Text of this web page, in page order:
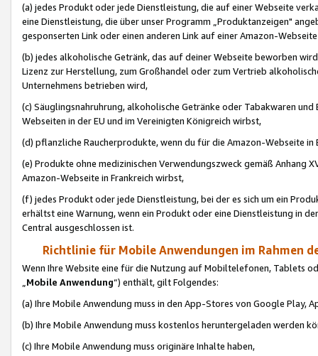
(a) jedes Produkt oder jede Dienstleistung, die auf einer Webseite
eine Dienstleistung, die über unser Programm „Produktanzeigen"
gesponserten Link oder einen anderen Link auf einer Amazon-
(b) jedes alkoholische Getränk, das auf deiner Webseite beworben
Lizenz zur Herstellung, zum Großhandel oder zum Vertrieb
Unternehmens betrieben wird,
(c) Säuglingsnahruhrung, alkoholische Getränke oder Tabakwaren
Webseiten in der EU und im Vereinigten Königreich wirbst,
(d) pflanzliche Raucherprodukte, wenn du für die Amazon-Webseite in
(e) Produkte ohne medizinischen Verwendungszweck gemäß Anhang
Amazon-Webseite in Frankreich wirbst,
(f) jedes Produkt oder jede Dienstleistung, bei der es sich um ein
erhältst eine Warnung, wenn ein Produkt oder eine Dienstleistung in
Central ausgeschlossen ist.
Richtlinie für Mobile Anwendungen im Rahmen
Wenn Ihre Website eine für die Nutzung auf Mobiltelefonen, Tablets
„Mobile Anwendung“) enthält, gilt Folgendes:
(a) Ihre Mobile Anwendung muss in den App-Stores von Google Play,
(b) Ihre Mobile Anwendung muss kostenlos heruntergeladen werden
(c) Ihre Mobile Anwendung muss originäre Inhalte haben,